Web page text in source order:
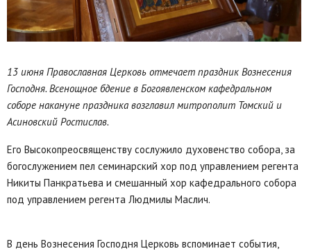
13 июня Православная Церковь отмечает праздник Вознесения
Господня. Всенощное бдение в Богоявленском кафедральном
соборе накануне праздника возглавил митрополит Томский и
Асиновский Ростислав.
Его Высокопреосвященству сослужило духовенство собора, за
богослужением пел семинарский хор под управлением регента
Никиты Панкратьева и смешанный хор кафедрального собора
под управлением регента Людмилы Маслич.
В день Вознесения Господня Церковь вспоминает события,